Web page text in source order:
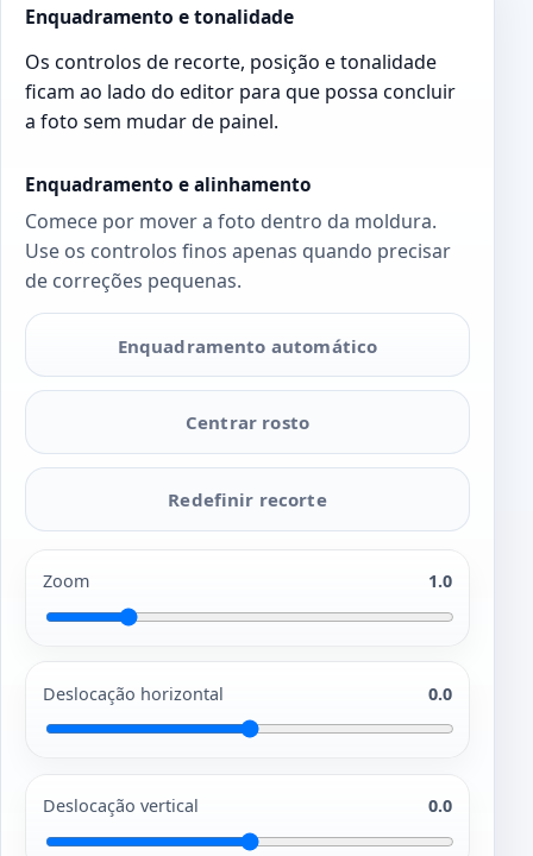
Enquadramento e tonalidade
Os controlos de recorte, posição e tonalidade
ficam ao lado do editor para que possa concluir
a foto sem mudar de painel.
Enquadramento e alinhamento
Comece por mover a foto dentro da moldura.
Use os controlos finos apenas quando precisar
de correções pequenas.
Enquadramento automático
Centrar rosto
Redefinir recorte
Zoom 1.0
Deslocação horizontal 0.0
Deslocação vertical 0.0